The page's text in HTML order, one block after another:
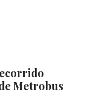
Metrobus